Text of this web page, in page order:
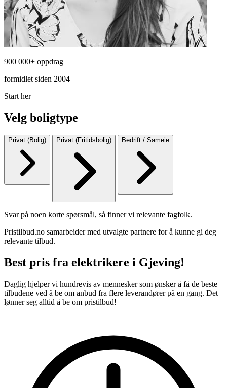
900 000+ oppdrag
formidlet siden 2004
Start her
Velg boligtype
Privat (Bolig) Privat (Fritidsbolig) Bedrift / Sameie
Svar på noen korte spørsmål, så finner vi relevante fagfolk.
Pristilbud.no samarbeider med utvalgte partnere for å kunne gi deg
relevante tilbud.
Best pris fra elektrikere i Gjeving!
Daglig hjelper vi hundrevis av mennesker som ønsker å få de beste
tilbudene ved å be om anbud fra flere leverandører på en gang. Det
lønner seg alltid å be om pristilbud!